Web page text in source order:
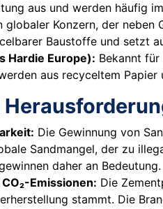
aus und werden häufig
globaler Konzern, der
Baustoffe und setzt
Hardie Europe): Bekannt
aus recyceltem
Die Gewinnung von
Sandmangel, der zu
daher an Bedeutung.
Emissionen: Die
stammt. Die